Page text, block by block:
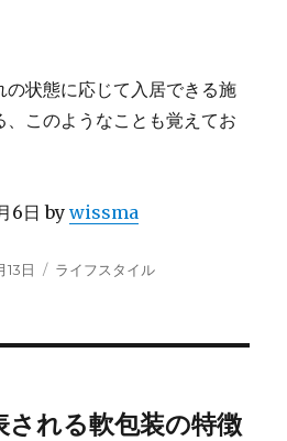
の状態に応じて入居できる施
このようなことも覚えてお
6日 bywissma
13日
カ
ライフスタイル
される軟包装の特徴